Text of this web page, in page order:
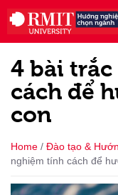
4 bài
cách để
con
Home / Đào tạo &
nghiệm tính cách để